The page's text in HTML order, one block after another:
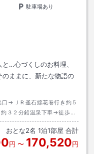
駐車場あり
…心づくしのお料理、
ままに、新たな物語の
口→ＪＲ釜石線花巻行き約５
３２分鉛温泉下車→徒歩約
おとな2名 1泊1部屋 合計
円 〜 170,520円